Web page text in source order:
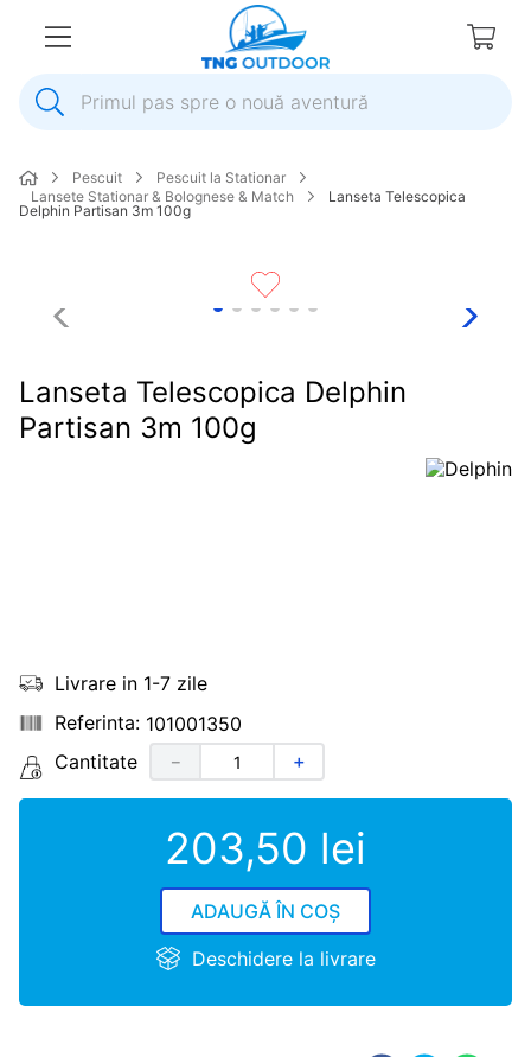
Primul pas spre o nouă aventură
2.
colac salvare
plumb
7.
pompa apa
8
mulineta
Pescuit
Pescuit la Stationar
Lansete Stationar & Bolognese & Match
Lanseta Telescopica
Delphin Partisan 3m 100g
Lanseta Telescopica Delphin
Partisan 3m 100g
Livrare in 1-7 zile
101001350
Cantitate
＋
－
203,50 lei
ADAUGĂ ÎN COȘ
Deschidere la livrare